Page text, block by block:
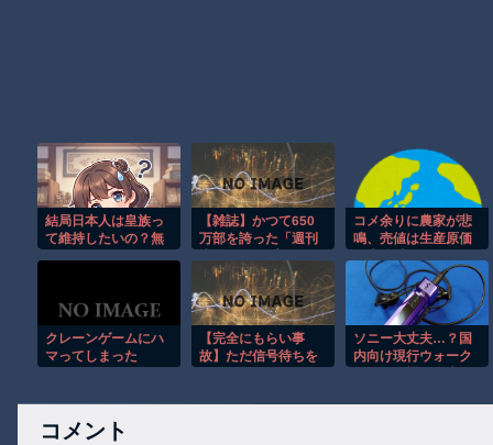
結局日本人は皇族っ
て維持したいの？無
【雑誌】かつて650
万部を誇った「週刊
行部数が初の100万
部割れ ピーク時の
４分の１にまで減少
コメ余りに農家が悲
鳴、売値は生産原価
農家 「政府には何の
期待もできない。高
市総理は何を考えて
いるのかな。分から
ん。もう愛想尽かし
た」[8/5]
クレーンゲームにハ
マってしまった
【完全にもらい事
故】ただ信号待ちを
れる!?
ソニー大丈夫…？国
内向け現行ウォーク
コメント